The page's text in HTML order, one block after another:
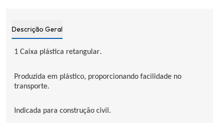
Descrição Geral
1 Caixa plástica retangular.
Produzida em plástico, proporcionando facilidade no
transporte.
Indicada para construção civil.